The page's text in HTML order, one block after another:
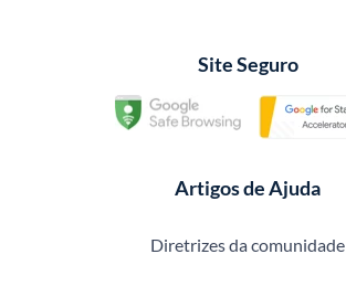
Site Seguro
Artigos de Ajuda
Diretrizes da comunidade